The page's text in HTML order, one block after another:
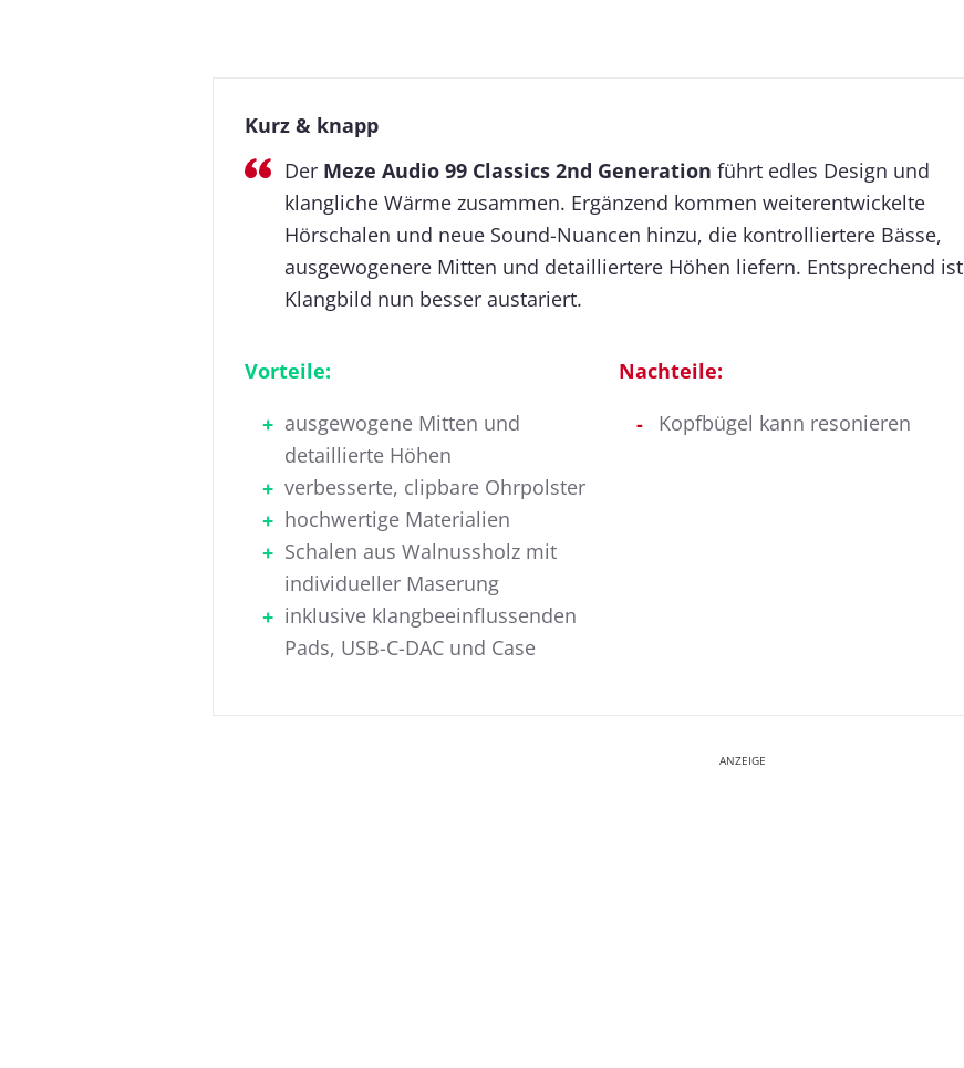
Kurz & knapp
Der Meze Audio 99 Classics 2nd Generation führt edles Design und
klangliche Wärme zusammen. Ergänzend kommen weiterentwickelte
Hörschalen und neue Sound-Nuancen hinzu, die kontrolliertere Bässe,
ausgewogenere Mitten und detailliertere Höhen liefern. Entsprechend ist
Klangbild nun besser austariert.
Vorteile:
ausgewogene Mitten und
detaillierte Höhen
verbesserte, clipbare Ohrpolster
hochwertige Materialien
Schalen aus Walnussholz mit
individueller Maserung
inklusive klangbeeinflussenden
Pads, USB-C-DAC und Case
Nachteile:
Kopfbügel kann resonieren
ANZEIGE